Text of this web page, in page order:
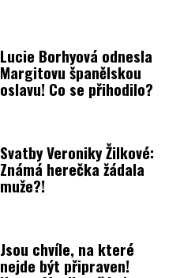
Lucie Borhyová odnesla
Margitovu španělskou
oslavu! Co se přihodilo?
Svatby Veroniky Žilkové:
Známá herečka žádala
muže?!
Jsou chvíle, na které
nejde být připraven!